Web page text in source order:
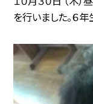
を行いました。６